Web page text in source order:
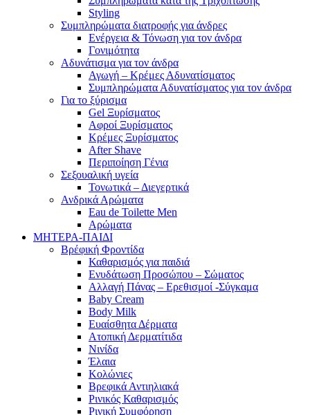
Styling
Συμπληρώματα διατροφής για άνδρες
Ενέργεια & Τόνωση για τον άνδρα
Γονιμότητα
Αδυνάτισμα για τον άνδρα
Αγωγή – Κρέμες Αδυνατίσματος
Συμπληρώματα Αδυνατίσματος για τον άνδρα
Για το ξύρισμα
Gel Ξυρίσματος
Αφροί Ξυρίσματος
Κρέμες Ξυρίσματος
After Shave
Περιποίηση Γένια
Σεξουαλική υγεία
Τονωτικά – Διεγερτικά
Ανδρικά Αρώματα
Eau de Toilette Men
Αρώματα
ΜΗΤΕΡΑ-ΠΑΙΔΙ
Βρέφική Φροντίδα
Καθαρισμός για παιδιά
Ενυδάτωση Προσώπου – Σώματος
Αλλαγή Πάνας – Ερεθισμοί -Σύγκαμα
Baby Cream
Body Milk
Ευαίσθητα Δέρματα
Ατοπική Δερματίτιδα
Νινίδα
Έλαια
Κολώνιες
Βρεφικά Αντιηλιακά
Ρινικός Καθαρισμός
Ρινική Συμφόρηση